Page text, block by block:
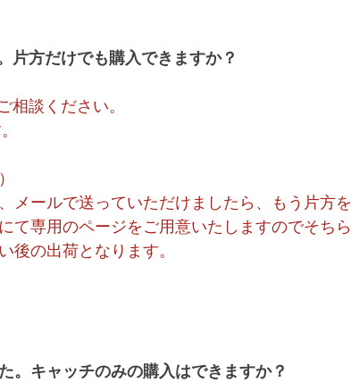
片方だけでも購入できますか？
相談ください。
メールで送っていただけましたら、もう片方を
て専用のページをご用意いたしますのでそちら
後の出荷となります。
。キャッチのみの購入はできますか？